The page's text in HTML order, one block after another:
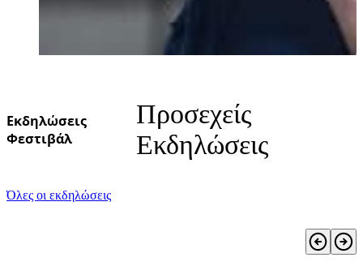
Εκδηλώσεις
Φεστιβάλ
Προσεχείς
Εκδηλώσεις
Όλες οι εκδηλώσεις